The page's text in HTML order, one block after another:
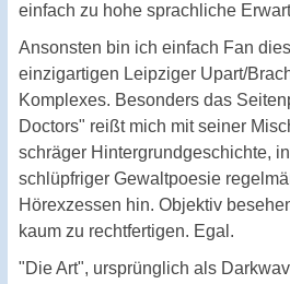
einfach zu hohe sprachliche
Ansonsten bin ich einfach Fan
einzigartigen Leipziger Upart/
Komplexes. Besonders das
Doctors" reißt mich mit seiner
schräger Hintergrundgeschichte,
schlüpfriger Gewaltpoesie
Hörexzessen hin. Objektiv
kaum zu rechtfertigen. Egal.
"Die Art", ursprünglich als